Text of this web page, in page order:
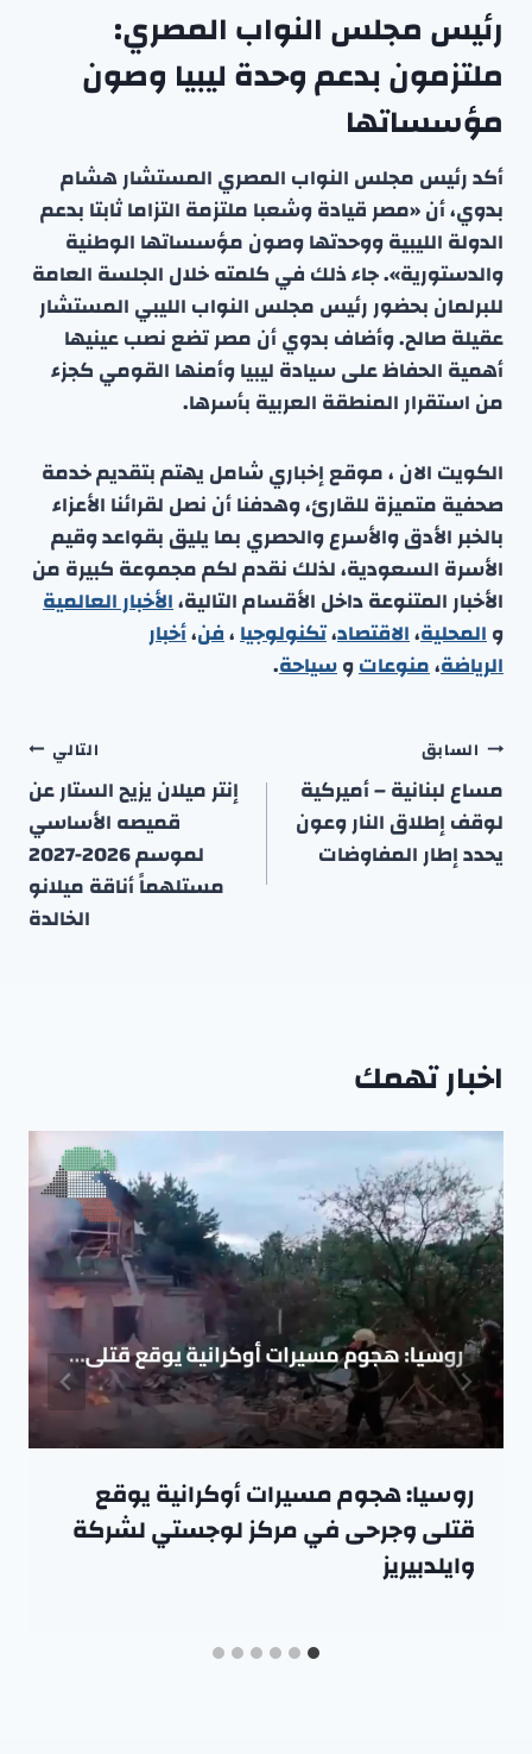
رئيس مجلس النواب المصري:
ملتزمون بدعم وحدة ليبيا وصون
مؤسساتها
أكد رئيس مجلس النواب المصري المستشار هشام
بدوي، أن «مصر قيادة وشعبا ملتزمة التزاما ثابتا بدعم
الدولة الليبية ووحدتها وصون مؤسساتها الوطنية
والدستورية». جاء ذلك في كلمته خلال الجلسة العامة
للبرلمان بحضور رئيس مجلس النواب الليبي المستشار
عقيلة صالح. وأضاف بدوي أن مصر تضع نصب عينيها
أهمية الحفاظ على سيادة ليبيا وأمنها القومي كجزء
من استقرار المنطقة العربية بأسرها.
الكويت الان ، موقع إخباري شامل يهتم بتقديم خدمة
صحفية متميزة للقارئ، وهدفنا أن نصل لقرائنا الأعزاء
بالخبر الأدق والأسرع والحصري بما يليق بقواعد وقيم
الأسرة السعودية، لذلك نقدم لكم مجموعة كبيرة من
الأخبار المتنوعة داخل الأقسام التالية،الأخبار العالمية
والمحلية،الاقتصاد،تكنولوجيا،فن،أخبار
الرياضة،منوعاتوسياحة.
تصفّح
المقالات
السابق
مساع لبنانية – أميركية
لوقف إطلاق النار وعون
يحدد إطار المفاوضات
التالي
إنتر ميلان يزيح الستار عن
قميصه الأساسي
لموسم 2026-2027
مستلهماً أناقة ميلانو
الخالدة
اخبار تهمك
روسيا: هجوم مسيرات أوكرانية يوقع
قتلى وجرحى في مركز لوجستي لشركة
وايلدبيريز